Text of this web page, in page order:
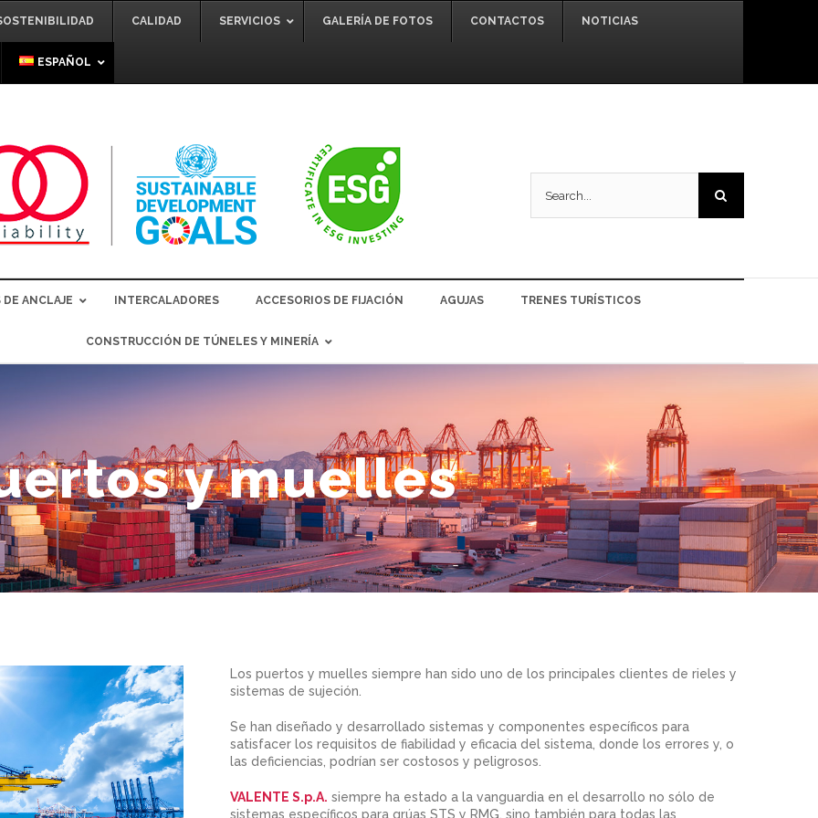
CALIDAD SERVICIOS GALERÍA DE FOTOS CONTACTOS NOTICIAS
ESPAÑOL
for:
DE ANCLAJE INTERCALADORES ACCESORIOS DE FIJACIÓN AGUJAS TRENES TURÍSTICOS
CONSTRUCCIÓN DE TÚNELES Y MINERÍA
y muelles
Los puertos y muelles siempre han sido uno de los principales clientes de rieles y
sistemas de sujeción.
Se han diseñado y desarrollado sistemas y componentes específicos para
satisfacer los requisitos de fiabilidad y eficacia del sistema, donde los errores y, o
las deficiencias, podrían ser costosos y peligrosos.
VALENTE S.p.A. siempre ha estado a la vanguardia en el desarrollo no sólo de
sistemas específicos para grúas STS y RMG, sino también para todas las